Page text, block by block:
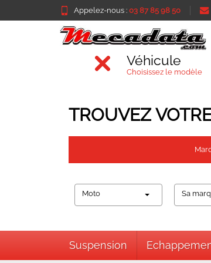
Appelez-nous : 03 87 85 98 50
Véhicule
Choisissez le modèle
TROUVEZ
Moto Sa
Suspension